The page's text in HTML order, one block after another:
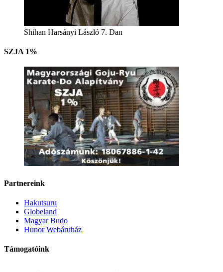
Shihan Harsányi László 7. Dan
SZJA 1%
Partnereink
Hakutsuru
Globeland
Magyar Budo
Hunor Webáruház
Támogatóink